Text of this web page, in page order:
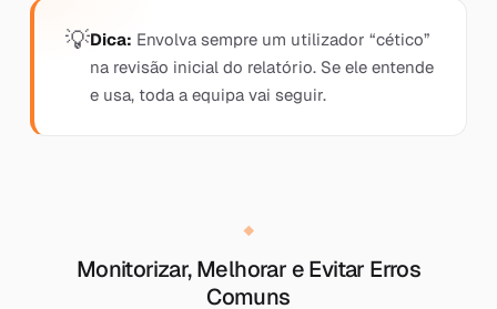
Dica: Envolva sempre um utilizador “cético”
na revisão inicial do relatório. Se ele entende
e usa, toda a equipa vai seguir.
Monitorizar, Melhorar e Evitar Erros
Comuns